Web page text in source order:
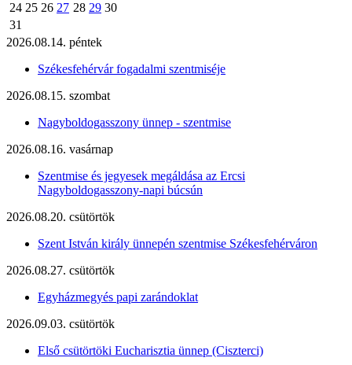
24 25 26 27 28 29 30
31
2026.08.14. péntek
Székesfehérvár fogadalmi szentmiséje
2026.08.15. szombat
Nagyboldogasszony ünnep - szentmise
2026.08.16. vasárnap
Szentmise és jegyesek megáldása az Ercsi
Nagyboldogasszony-napi búcsún
2026.08.20. csütörtök
Szent István király ünnepén szentmise Székesfehérváron
2026.08.27. csütörtök
Egyházmegyés papi zarándoklat
2026.09.03. csütörtök
Első csütörtöki Eucharisztia ünnep (Ciszterci)